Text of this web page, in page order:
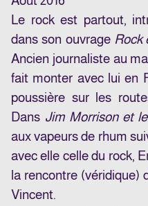
Le rock est partout,
dans son ouvrage Rock
Ancien journaliste au
fait monter avec lui en
poussière sur les
Dans Jim Morrison et
aux vapeurs de rhum
avec elle celle du rock,
la rencontre (véridique)
Vincent.